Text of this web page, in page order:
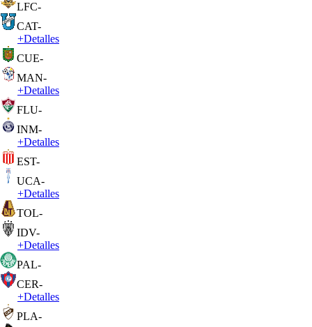
LFC-
CAT-
+Detalles
CUE-
MAN-
+Detalles
FLU-
INM-
+Detalles
EST-
UCA-
+Detalles
TOL-
IDV-
+Detalles
PAL-
CER-
+Detalles
PLA-